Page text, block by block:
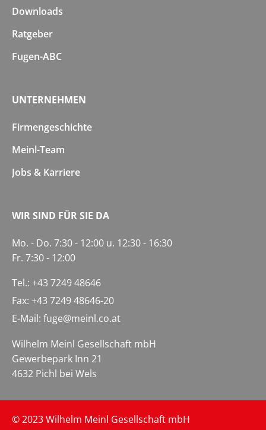
Downloads
Ratgeber
Fugen-ABC
UNTERNEHMEN
Firmengeschichte
Meinl-Team
Jobs & Karriere
WIR SIND FÜR SIE DA
Mo. - Do. 7:30 - 12:00 u. 12:30 - 16:30
Fr. 7:30 - 12:00
Tel.: +43 7249 48646
Fax: +43 7249 48646-20
E-Mail: fuge@meinl.co.at
Wilhelm Meinl Gesellschaft mbH
Gewerbepark Inn 21
4632 Pichl bei Wels
© 2023 Wilhelm Meinl Gesellschaft mbH